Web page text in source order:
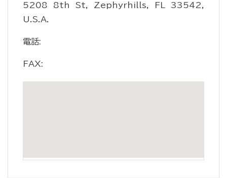
5208 8th St, Zephyrhills, FL 33542,
U.S.A.
電話:
FAX: